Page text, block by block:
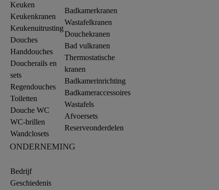
Keuken
Keukenkranen
Keukenuitrusting
Douches
Handdouches
Doucherails en
sets
Regendouches
Toiletten
Douche WC
WC-brillen
Wandclosets
Badkamerkranen
Wastafelkranen
Douchekranen
Bad vulkranen
Thermostatische
kranen
Badkamerinrichting
Badkameraccessoires
Wastafels
Afvoersets
Reserveonderdelen
ONDERNEMING
Bedrijf
Geschiedenis